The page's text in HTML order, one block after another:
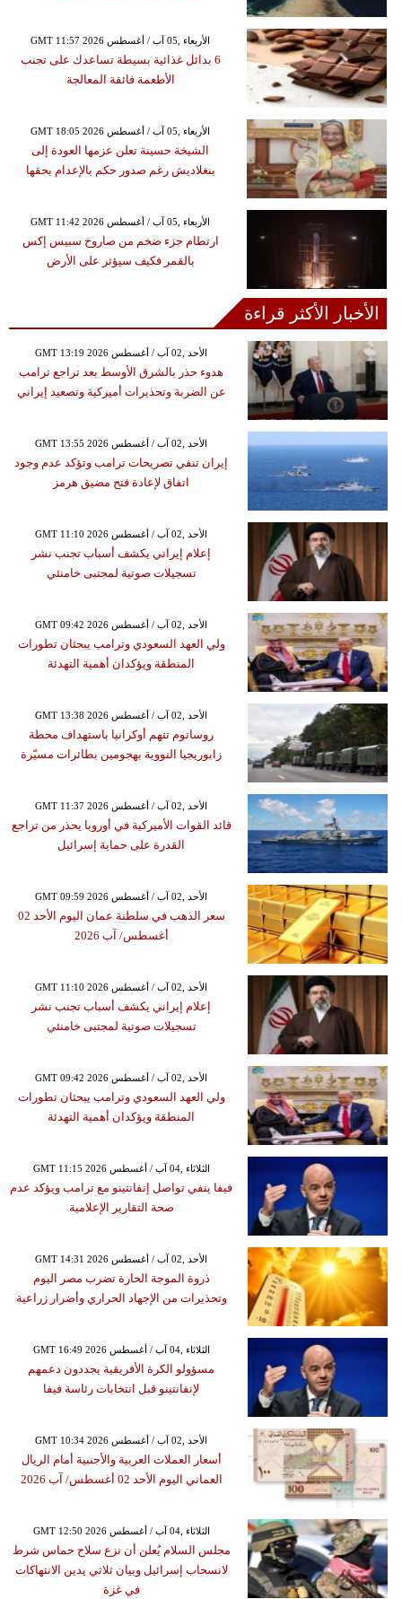
GMT 11:57 2026 الأربعاء ,05 آب / أغسطس
6 بدائل غذائية بسيطة تساعدك على تجنب
الأطعمة فائقة المعالجة
GMT 18:05 2026 الأربعاء ,05 آب / أغسطس
الشيخة حسينة تعلن عزمها العودة إلى
بنغلاديش رغم صدور حكم بالإعدام بحقها
GMT 11:42 2026 الأربعاء ,05 آب / أغسطس
ارتطام جزء ضخم من صاروخ سبيس إكس
بالقمر فكيف سيؤثر على الأرض
الأخبار الأكثر قراءة
GMT 13:19 2026 الأحد ,02 آب / أغسطس
هدوء حذر بالشرق الأوسط بعد تراجع ترامب
عن الضربة وتحذيرات أميركية وتصعيد إيراني
GMT 13:55 2026 الأحد ,02 آب / أغسطس
إيران تنفي تصريحات ترامب وتؤكد عدم وجود
اتفاق لإعادة فتح مضيق هرمز
GMT 11:10 2026 الأحد ,02 آب / أغسطس
إعلام إيراني يكشف أسباب تجنب نشر
تسجيلات صوتية لمجتبى خامنئي
GMT 09:42 2026 الأحد ,02 آب / أغسطس
ولي العهد السعودي وترامب يبحثان تطورات
المنطقة ويؤكدان أهمية التهدئة
GMT 13:38 2026 الأحد ,02 آب / أغسطس
روساتوم تتهم أوكرانيا باستهداف محطة
زابوريجيا النووية بهجومين بطائرات مسيّرة
GMT 11:37 2026 الأحد ,02 آب / أغسطس
قائد القوات الأميركية في أوروبا يحذر من تراجع
القدرة على حماية إسرائيل
GMT 09:59 2026 الأحد ,02 آب / أغسطس
سعر الذهب في سلطنة عمان اليوم الأحد 02
أغسطس/ آب 2026
GMT 11:10 2026 الأحد ,02 آب / أغسطس
إعلام إيراني يكشف أسباب تجنب نشر
تسجيلات صوتية لمجتبى خامنئي
GMT 09:42 2026 الأحد ,02 آب / أغسطس
ولي العهد السعودي وترامب يبحثان تطورات
المنطقة ويؤكدان أهمية التهدئة
GMT 11:15 2026 الثلاثاء ,04 آب / أغسطس
فيفا ينفي تواصل إنفانتينو مع ترامب ويؤكد عدم
صحة التقارير الإعلامية
GMT 14:31 2026 الأحد ,02 آب / أغسطس
ذروة الموجة الحارة تضرب مصر اليوم
وتحذيرات من الإجهاد الحراري وأضرار زراعية
GMT 16:49 2026 الثلاثاء ,04 آب / أغسطس
مسؤولو الكرة الأفريقية يجددون دعمهم
لإنفانتينو قبل انتخابات رئاسة فيفا
GMT 10:34 2026 الأحد ,02 آب / أغسطس
أسعار العملات العربية والأجنبية أمام الريال
العماني اليوم الأحد 02 أغسطس/ آب 2026
GMT 12:50 2026 الثلاثاء ,04 آب / أغسطس
مجلس السلام يُعلن أن نزع سلاح حماس شرط
لانسحاب إسرائيل وبيان ثلاثي يدين الانتهاكات
في غزة